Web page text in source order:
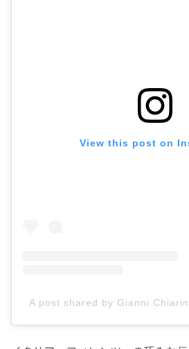
View this post on
A post shared by Gianni